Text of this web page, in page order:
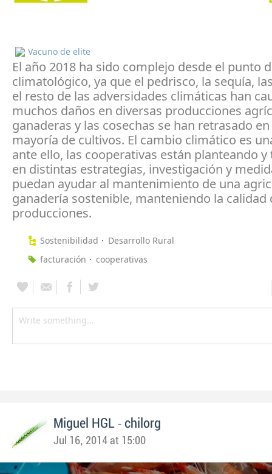
Vacuno de elite
El año 2018 ha sido complejo desde el punto
climatológico, ya que el pedrisco, la sequía,
el resto de las adversidades climáticas han
muchos daños en diversas producciones
ganaderas y las cosechas se han retrasado
mayoría de cultivos. El cambio climático es
ante ello, las cooperativas están planteando
en distintas estrategias, investigación y
puedan ayudar al mantenimiento de una
ganadería sostenible, manteniendo la calidad
producciones.
Sostenibilidad
Desarrollo Rural
facturación
cooperativas
Miguel HGL - chilorg
Jul 16, 2014 at 15:00